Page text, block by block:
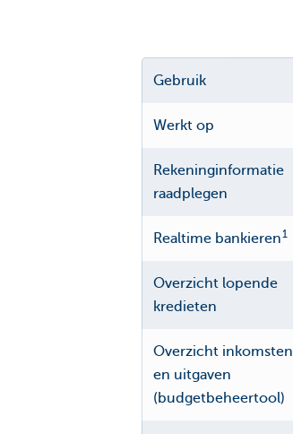
Gebruik
Werkt op
Rekeninginformatie
raadplegen
Realtime bankieren1
Overzicht lopende
kredieten
Overzicht inkomsten
en uitgaven
(budgetbeheertool)